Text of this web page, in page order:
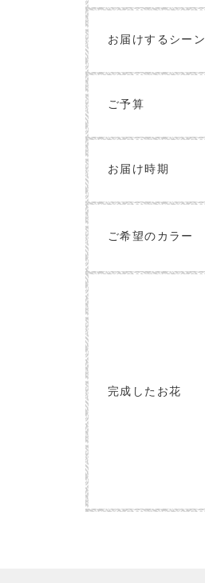
お届けするシーン
ご予算
お届け時期
ご希望のカラー
完成したお花